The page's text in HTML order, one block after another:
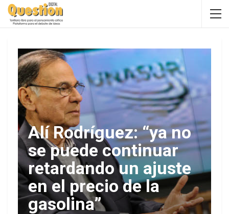
Alí Rodríguez: “ya no
se puede continuar
retardando un ajuste
en el precio de la
gasolina”